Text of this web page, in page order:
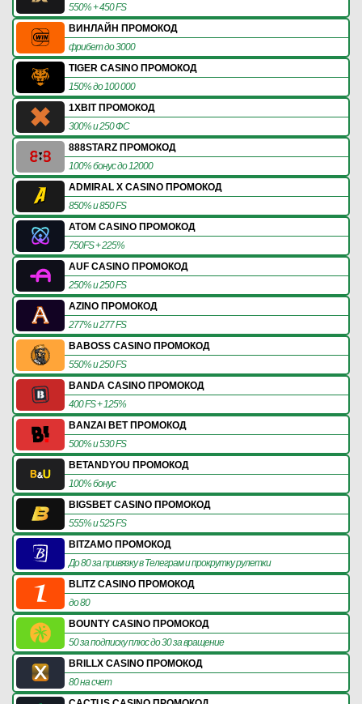
550% + 450 FS
ВИНЛАЙН ПРОМОКОД
фрибет до 3000
TIGER CASINO ПРОМОКОД
150% до 100 000
1XBIT ПРОМОКОД
300% и 250 ФС
888STARZ ПРОМОКОД
100% бонус до 12000
ADMIRAL X CASINO ПРОМОКОД
850% и 850 FS
ATOM CASINO ПРОМОКОД
750FS + 225%
AUF CASINO ПРОМОКОД
250% и 250 FS
AZINO ПРОМОКОД
277% и 277 FS
BABOSS CASINO ПРОМОКОД
550% и 250 FS
BANDA CASINO ПРОМОКОД
400 FS + 125%
BANZAI BET ПРОМОКОД
500% и 530 FS
BETANDYOU ПРОМОКОД
100% бонус
BIGSBET CASINO ПРОМОКОД
555% и 525 FS
BITZAMO ПРОМОКОД
До 80 за привязку в Телеграм и прокрутку рулетки
BLITZ CASINO ПРОМОКОД
до 80
BOUNTY CASINO ПРОМОКОД
50 за подписку плюс до 30 за вращение
BRILLX CASINO ПРОМОКОД
80 на счет